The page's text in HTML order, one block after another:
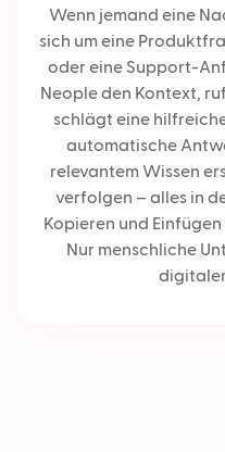
Wenn jemand eine
sich um eine
oder eine Support-
Neople den Kontext,
schlägt eine
automatische
relevantem Wissen
verfolgen – alles in
Kopieren und
Nur menschliche